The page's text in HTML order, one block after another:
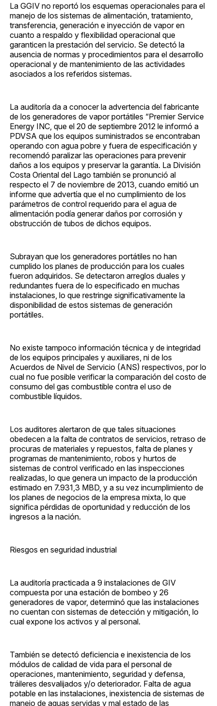
La GGIV no reportó los esquemas operacionales para el
manejo de los sistemas de alimentación, tratamiento,
transferencia, generación e inyección de vapor en
cuanto a respaldo y flexibilidad operacional que
garanticen la prestación del servicio. Se detectó la
ausencia de normas y procedimientos para el desarrollo
operacional y de mantenimiento de las actividades
asociados a los referidos sistemas.
La auditoría da a conocer la advertencia del fabricante
de los generadores de vapor portátiles “Premier Service
Energy INC, que el 20 de septiembre 2012 le informó a
PDVSA que los equipos suministrados se encontraban
operando con agua pobre y fuera de especificación y
recomendó paralizar las operaciones para prevenir
daños a los equipos y preservar la garantía. La División
Costa Oriental del Lago también se pronunció al
respecto el 7 de noviembre de 2013, cuando emitió un
informe que advertía que el no cumplimiento de los
parámetros de control requerido para el agua de
alimentación podía generar daños por corrosión y
obstrucción de tubos de dichos equipos.
Subrayan que los generadores portátiles no han
cumplido los planes de producción para los cuales
fueron adquiridos. Se detectaron arreglos duales y
redundantes fuera de lo especificado en muchas
instalaciones, lo que restringe significativamente la
disponibilidad de estos sistemas de generación
portátiles.
No existe tampoco información técnica y de integridad
de los equipos principales y auxiliares, ni de los
Acuerdos de Nivel de Servicio (ANS) respectivos, por lo
cual no fue posible verificar la comparación del costo de
consumo del gas combustible contra el uso de
combustible líquidos.
Los auditores alertaron de que tales situaciones
obedecen a la falta de contratos de servicios, retraso de
procuras de materiales y repuestos, falta de planes y
programas de mantenimiento, robos y hurtos de
sistemas de control verificado en las inspecciones
realizadas, lo que genera un impacto de la producción
estimado en 7.931,3 MBD, y a su vez incumplimiento de
los planes de negocios de la empresa mixta, lo que
significa pérdidas de oportunidad y reducción de los
ingresos a la nación.
Riesgos en seguridad industrial
La auditoría practicada a 9 instalaciones de GIV
compuesta por una estación de bombeo y 26
generadores de vapor, determinó que las instalaciones
no cuentan con sistemas de detección y mitigación, lo
cual expone los activos y al personal.
También se detectó deficiencia e inexistencia de los
módulos de calidad de vida para el personal de
operaciones, mantenimiento, seguridad y defensa,
tráileres desvalijados y/o deteriorador. Falta de agua
potable en las instalaciones, inexistencia de sistemas de
manejo de aguas servidas y mal estado de las